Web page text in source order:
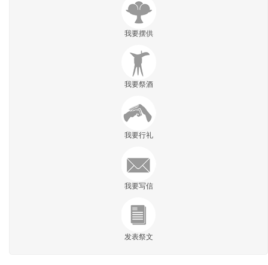
我要摆供
我要祭酒
我要行礼
我要写信
发表祭文